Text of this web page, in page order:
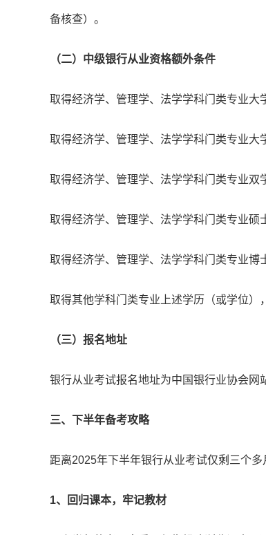
备核查）。
（二）中级银行从业资格额外条件
取得经济学、管理学、法学学科门类专业大
取得经济学、管理学、法学学科门类专业大
取得经济学、管理学、法学学科门类专业双
取得经济学、管理学、法学学科门类专业硕
取得经济学、管理学、法学学科门类专业博
取得其他学科门类专业上述学历（或学位）
（三）报名地址
银行从业考试报名地址为中国银行业协会网
三、下半年备考攻略
距离2025年下半年银行从业考试仅剩三个
1、回归课本，牢记教材